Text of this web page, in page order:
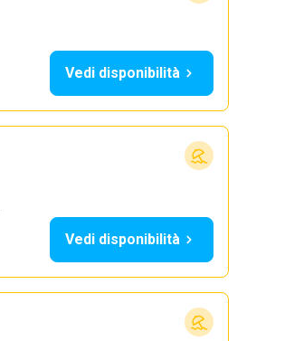
Vedi disponibilità
Vedi disponibilità